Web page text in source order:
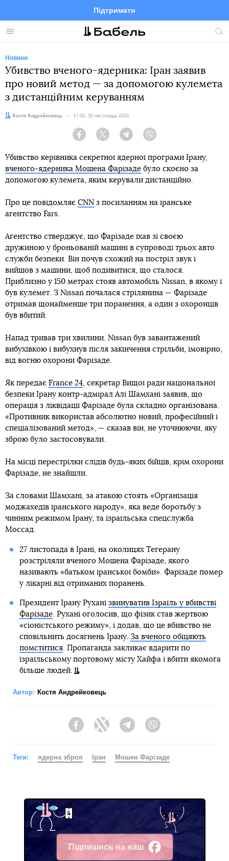
Меню
Підтримати
FacebookTelegramTwitter
Новини
Убивство вченого-ядерника: Іран заявив
про новий метод — за допомогою кулемета
з дистанційним керуванням
Автор:Костя Андрейковець Дата:
17:02, 30 листопада 2020
Facebook Twitter Telegram
Убивство керівника секретної ядерної програми Ірану,
вченого-ядерника Мошена Фарізаде було скоєно за
допомогою кулемета, яким керували дистанційно.
Про це повідомляє CNN з посиланням на іранське
агентство Fars.
Агентство стверджує, що Фарізаде їхав зі своєю
дружиною у броньованій машині в супроводі трьох авто
служби безпеки. Він почув схожий на постріл звук і
вийшов з машини, щоб подивитися, що сталося.
Приблизно у 150 метрах стояв автомобіль Nissan, в якому і
був кулемет. З Nissan почалася стрілянина — Фарізаде
отримав щонайменше три поранення, а один з охоронців
був вбитий.
Напад тривав три хвилини. Nissan був завантажений
вибухівкою і вибухнув після закінчення стрільби, імовірно,
від вогню охорони Фарізаде.
Як передає France 24, секретар Вищої ради національної
безпеки Ірану контр-адмірал Алі Шамхані заявив, що
операція з ліквідації Фарізаде була складно організована.
«Противник використав абсолютно новий, професійний і
спеціалізований метод», — сказав він, не уточнюючи, яку
зброю було застосовували.
На місці перестрілки слідів будь-яких бійців, крім охорони
Фарізаде, не знайшли.
За словами Шамхані, за атакою стоять «Організація
моджахедів іранського народу», яка веде боротьбу з
чинним режимом Ірану, та ізраїльська спецслужба
Моссад.
27 листопада в Ірані, на околицях Тегерану
розстріляли вченого Мошена Фарізаде, якого
називають «батьком іранської бомби». Фарізаде помер
у лікарні від отриманих поранень.
Президент Ірану Рухані звинуватив Ізраїль у вбивстві
Фарізаде. Рухані оголосив, що фізик став жертвою
«сіоністського режиму», і додав, що це вбивство не
сповільнить досягнень Ірану. За вченого обіцяють
помститися. Пропаганда закликає вдарити по
ізраїльському портовому місту Хайфа і вбити якомога
більше людей.
Автор: Костя Андрейковець
FacebookTwitter Telegram
Теги: ядерна зброя Іран Мошен Фарізаде
Підпишись на наш
Facebook